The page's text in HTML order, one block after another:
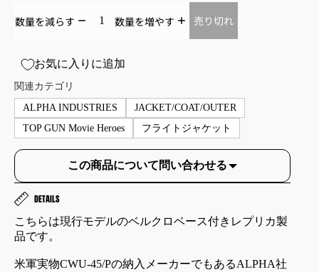
数量を減らす 数量を増やす 売り切れ
お気に入りに追加
関連カテゴリ
ALPHA INDUSTRIES
JACKET/COAT/OUTER
TOP GUN Movie Heroes
フライトジャケット
この商品について問い合わせる
DETAILS
こちらは現行モデルのベルクロベース付きレプリカ製
品です。
米軍実物CWU-45/Pの納入メーカーでもあるALPHA社